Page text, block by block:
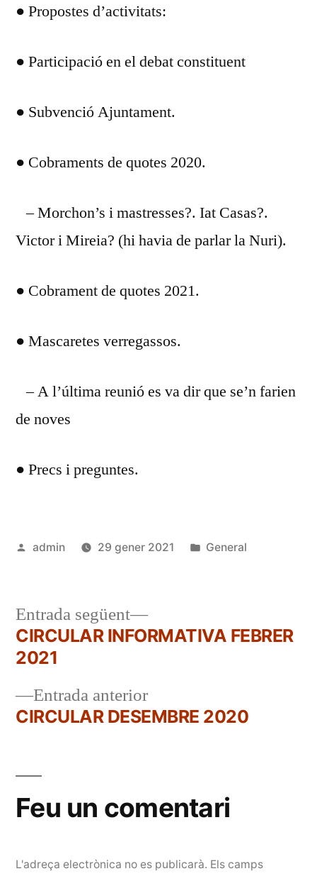
● Propostes d’activitats:
● Participació en el debat constituent
● Subvenció Ajuntament.
● Cobraments de quotes 2020.
– Morchon’s i mastresses?. Iat Casas?.
Victor i Mireia? (hi havia de parlar la Nuri).
● Cobrament de quotes 2021.
● Mascaretes verregassos.
– A l’última reunió es va dir que se’n farien
de noves
● Precs i preguntes.
Publicat
admin 29 gener 2021
Publicat
General
Navegació
d'entrades
Entrada anteriorEntrada
anterior:
CIRCULAR DESEMBRE 2020
Entrada següent
Entrada
següent:
CIRCULAR INFORMATIVA FEBRER
2021
Feu un comentari
L'adreça electrònica no es publicarà. Els camps